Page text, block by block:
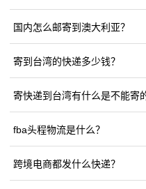
国内怎么邮寄到澳大利亚？
寄到台湾的快递多少钱？
寄快递到台湾有什么是不能寄
fba头程物流是什么？
跨境电商都发什么快递？